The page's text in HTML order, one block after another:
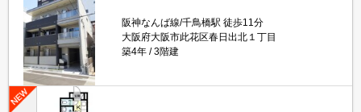
阪神なんば線/千鳥橋駅 徒歩11分
大阪府大阪市此花区春日出北１丁目
築4年
3階建